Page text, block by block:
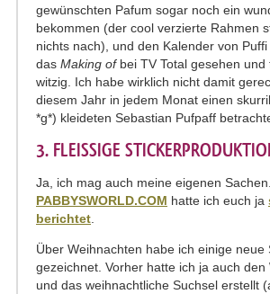
gewünschten Pafum sogar noch ein
bekommen (der cool verzierte Rahmen
nichts nach), und den Kalender von
das Making ofbei TV Total gesehen und
witzig. Ich habe wirklich nicht damit
diesem Jahr in jedem Monat einen
*g*) kleideten Sebastian Pufpaff
3. FLEISSIGE
Ja, ich mag auch meine eigenen
PABBYSWORLD.COM hatte ich euch ja
berichtet
Über Weihnachten habe ich einige neue
gezeichnet. Vorher hatte ich ja auch den
und das weihnachtliche Suchsel erstellt